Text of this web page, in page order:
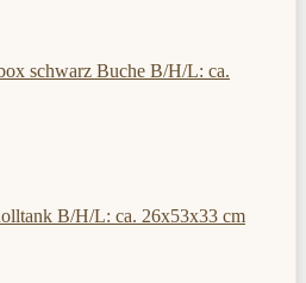
schwarz Buche B/H/L: ca.
B/H/L: ca. 26x53x33 cm